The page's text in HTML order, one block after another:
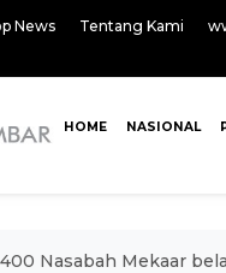
News Tentang Kami
HOME NASIONAL
400 Nasabah Mekaar